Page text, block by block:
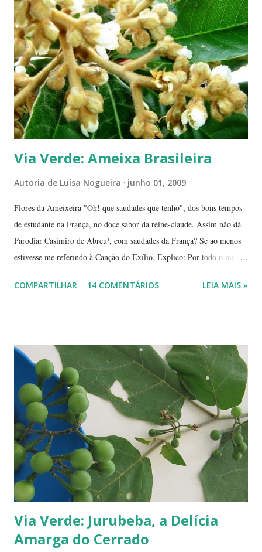
remetem a alegres brincadeiras - por muitos levadas a sério: São
guardados em carteiras, deixados sob os pratos e por aí vai ... E,
dizem, é um sinal de boa sorte para o ano que começa. Caramboleira -
Quer um Natal bem brasileiro? Use a imaginação, enfeitando su...
Via Verde: Ameixa Brasileira
Autoria de Luísa Nogueira junho 01, 2009
Flores da Ameixeira "Oh! que saudades que tenho", dos bons tempos
de estudante na França, no doce sabor da reine-claude. Assim não dá.
Parodiar Casimiro de Abreu¹, com saudades da França? Se ao menos
estivesse me referindo à Canção do Exílio. Explico: Por todo o mundo
precisos, mas é por aí. Na Europa existe uma grande quantidade delas,
coquinho, morango, amora - estou citando as que amo, claro. Em
Paris pode-se encontrar a reine-claude em quase todos os lugares, dos
supermercados às feiras livres. Foi em uma dessas feiras que a
conheci. Compramos muitas. Quando a experimentei... Ah! Como é
de-li-ci-o-sa! Comecei a degustá-las e só parei porque me contaram
uma 'historinha': a de um brasileiro que, a...
COMPARTILHAR 14 COMENTÁRIOS LEIA MAIS »
Via Verde: Jurubeba, a Delícia
Amarga do Cerrado